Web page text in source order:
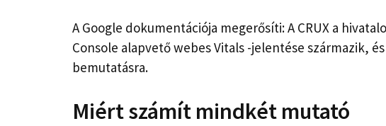
A Google dokumentációja megerősíti: A CRUX a
Console alapvető webes Vitals -jelentése származik,
bemutatásra.
Miért számít mindkét mutató